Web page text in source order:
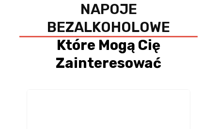
NAPOJE
BEZALKOHOLOWE
Które Mogą Cię
Zainteresować